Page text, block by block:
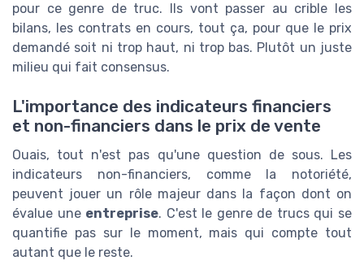
pour ce genre de truc. Ils vont passer au crible les
bilans, les contrats en cours, tout ça, pour que le prix
demandé soit ni trop haut, ni trop bas. Plutôt un juste
milieu qui fait consensus.
L'importance des indicateurs financiers
et non-financiers dans le prix de vente
Ouais, tout n'est pas qu'une question de sous. Les
indicateurs non-financiers, comme la notoriété,
peuvent jouer un rôle majeur dans la façon dont on
évalue une entreprise. C'est le genre de trucs qui se
quantifie pas sur le moment, mais qui compte tout
autant que le reste.